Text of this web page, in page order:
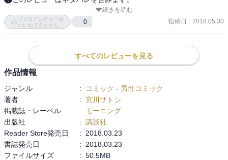
イクメンを気取っている人が読んだらぞっとしそうな内面を深く
えぐる育児漫画だった。己を偽ってないとやってらんないところを
ど、でもやっぱりここまでやってるんだからポイント的に大丈夫だ
よなと思うところはある。奥さんが子供を欲しがって、旦那さんが
まあそんなもんかなと奥さんの希望に沿う形で子供を作る方が、特
に不妊治療の場合は多いのだけど、うちはオレが前のめりで子供を
欲して不妊治療がダメで里親や養子縁組をしているので、立場とし
て育児に背中を向けられない。そうは言っても育児の主体は妻なの
で、本当にありがたい。
子供に噛まれてちょっとだけ叩く場面が、先日自分にも似た経験
があって深刻に胸が痛んだ。
続きを読む
ブクログレビューは
いいねできません
0 投稿日 : 2018.05.30
すべてのレビューを見る
作品情報
ジャンル : コミック - 男性コミック
著者
: 宮川サトシ
掲載誌・レーベル
:
モーニング
出版社
: 講談社
Reader Store発売日
:
2018.03.23
書誌発売日
:
2018.03.23
ファイルサイズ
: 50.5MB